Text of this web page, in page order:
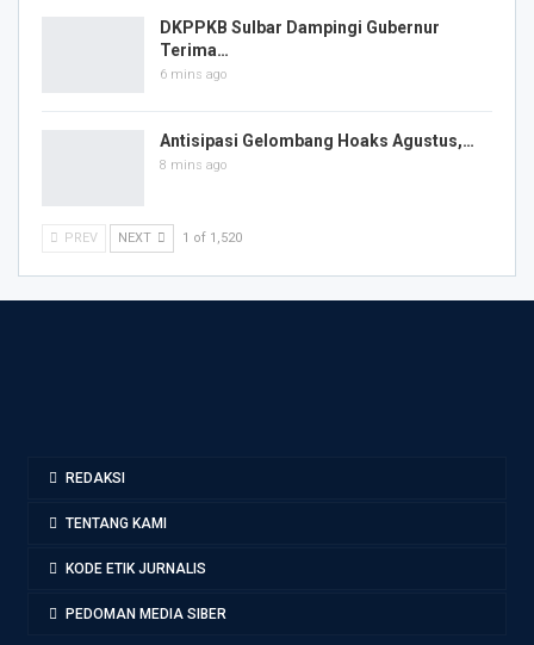
DKPPKB Sulbar Dampingi Gubernur
Terima…
6 mins ago
Antisipasi Gelombang Hoaks Agustus,…
8 mins ago
PREV NEXT 1 of 1,520
REDAKSI
TENTANG KAMI
KODE ETIK JURNALIS
PEDOMAN MEDIA SIBER